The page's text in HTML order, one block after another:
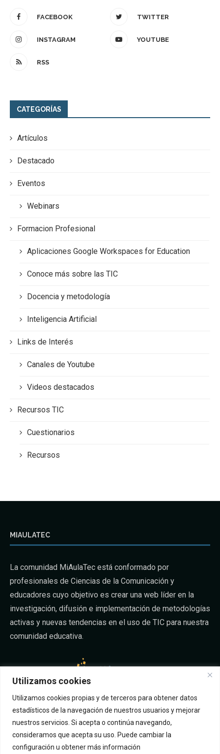
Utilizamos cookies
Utilizamos cookies propias y de terceros para obtener datos
estadísticos de la navegación de nuestros usuarios y mejorar
nuestros servicios. Si acepta o continúa navegando,
consideramos que acepta su uso. Puede cambiar la
configuración u obtener más información
FACEBOOK TWITTER
INSTAGRAM YOUTUBE
RSS
CATEGORÍAS
Artículos
Destacado
Eventos
Webinars
Formacion Profesional
Aplicaciones Google Workspaces for Education
Conoce más sobre las TIC
Docencia y metodología
Inteligencia Artificial
Links de Interés
Canales de Youtube
Videos destacados
Recursos TIC
Cuestionarios
Recursos
MIAULATEC
La comunidad MiAulaTec está conformado por
profesionales de Ciencias de la Comunicación y
educadores cuyo objetivo es crear una web líder en la
investigación, difusión e implementación de metodologías
activas y nuevas tendencias en el uso de TIC para nuestra
comunidad educativa.
SÍGUENOS EN FACEBOOK